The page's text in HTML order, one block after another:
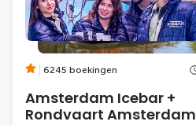
6245 boekingen
Amsterdam Icebar +
Rondvaart Amsterdam